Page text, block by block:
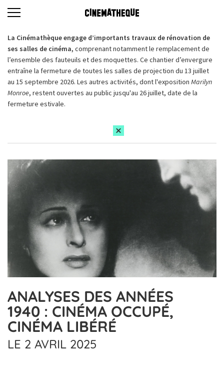
La Cinémathèque engage d’importants travaux de rénovation de
ses salles de cinéma, comprenant notamment le remplacement de
l’ensemble des fauteuils et des moquettes. Ce chantier d’envergure
entraîne la fermeture de toutes les salles de projection du 13 juillet
au 15 septembre 2026. Les autres activités, dont l'exposition Marilyn
Monroe, restent ouvertes au public jusqu'au 26 juillet, date de la
fermeture estivale.
ANALYSES DES ANNÉES
1940 : CINÉMA OCCUPÉ,
CINÉMA LIBÉRÉ
LE 2 AVRIL 2025